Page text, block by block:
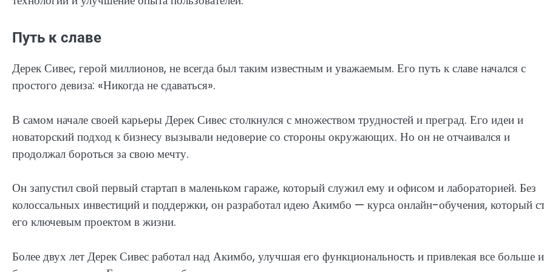
Путь к славе
Дерек Сивес, герой миллионов, не всегда был таким известным и уважаемым. Его путь к славе начался с
простого девиза: «Никогда не сдаваться».
В самом начале своей карьеры Дерек Сивес столкнулся с множеством трудностей и преград. Его идеи и
новаторский подход к бизнесу вызывали недоверие со стороны окружающих. Но он не отчаивался и
продолжал бороться за свою мечту.
Он запустил свой первый стартап в маленьком гараже, который служил ему и офисом и лабораторией. Без
колоссальных инвестиций и поддержки, он разработал идею Акимбо — курса онлайн-обучения, который
его ключевым проектом в жизни.
Более двух лет Дерек Сивес работал над Акимбо, улучшая его функциональность и привлекая все больше и